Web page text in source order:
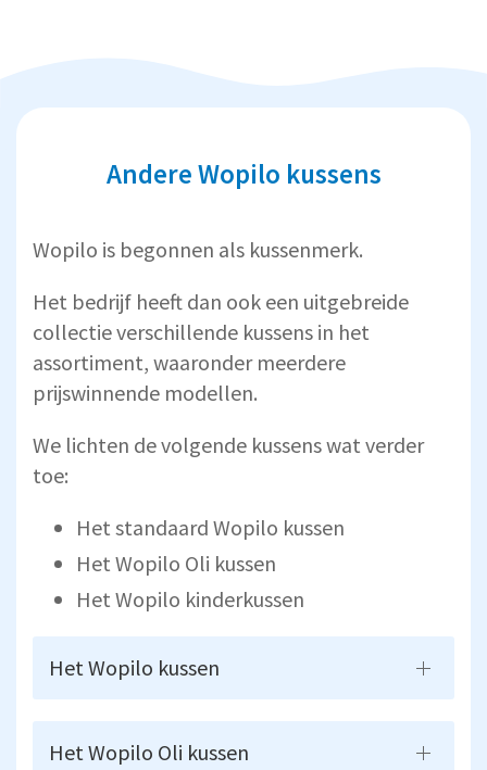
Andere Wopilo kussens
Wopilo is begonnen als kussenmerk.
Het bedrijf heeft dan ook een uitgebreide
collectie verschillende kussens in het
assortiment, waaronder meerdere
prijswinnende modellen.
We lichten de volgende kussens wat verder
toe:
Het standaard Wopilo kussen
Het Wopilo Oli kussen
Het Wopilo kinderkussen
Het Wopilo kussen
Het Wopilo Oli kussen